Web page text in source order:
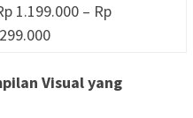
1.199.000 – Rp
Visual yang